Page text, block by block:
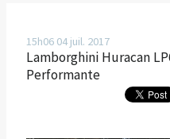
15h06 04 juil. 2017
Lamborghini Huracan
Performante